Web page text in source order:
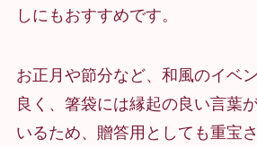
しにもおすすめです。
お正月や節分など、和風のイベ
良く、箸袋には縁起の良い言葉
いるため、贈答用としても重宝